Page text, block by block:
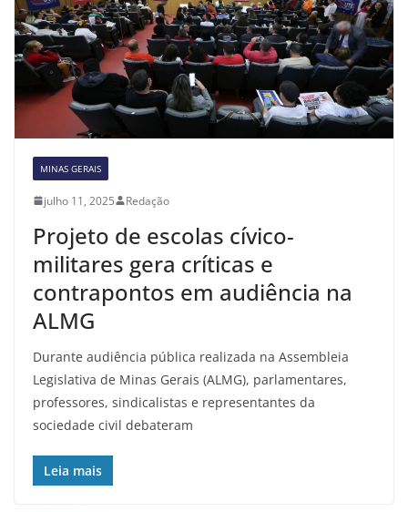
MINAS GERAIS
julho 11, 2025 Redação
Projeto de escolas cívico-
militares gera críticas e
contrapontos em audiência na
ALMG
Durante audiência pública realizada na Assembleia
Legislativa de Minas Gerais (ALMG), parlamentares,
professores, sindicalistas e representantes da
sociedade civil debateram
Leia mais